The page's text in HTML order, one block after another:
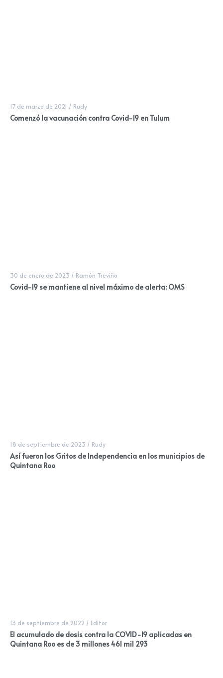
17 de marzo de 2021 / Rudy
Comenzó la vacunación contra Covid-19 en Tulum
30 de enero de 2023 / Ramón Treviño
Covid-19 se mantiene al nivel máximo de alerta: OMS
18 de septiembre de 2023 / Rudy
Así fueron los Gritos de Independencia en los municipios de
Quintana Roo
13 de septiembre de 2022 / Editor
El acumulado de dosis contra la COVID-19 aplicadas en
Quintana Roo es de 3 millones 461 mil 293